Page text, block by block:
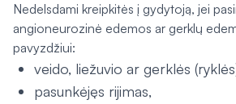
Nedelsdami kreipkitės į gydytoją, jei
angioneurozinė edemos ar gerklų
pavyzdžiui:
veido, liežuvio ar gerklės
pasunkėjęs rijimas,